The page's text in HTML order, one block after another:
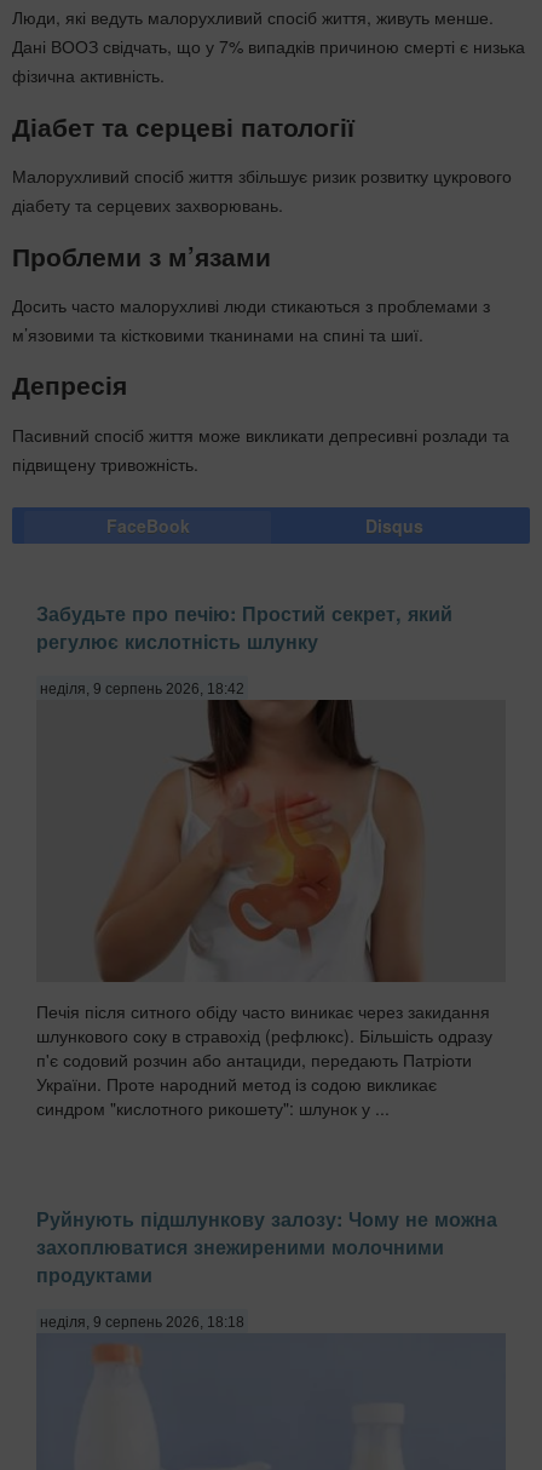
Люди, які ведуть малорухливий спосіб життя, живуть менше.
Дані ВООЗ свідчать, що у 7% випадків причиною смерті є низька
фізична активність.
Діабет та серцеві патології
Малорухливий спосіб життя збільшує ризик розвитку цукрового
діабету та серцевих захворювань.
Проблеми з м’язами
Досить часто малорухливі люди стикаються з проблемами з
м’язовими та кістковими тканинами на спині та шиї.
Депресія
Пасивний спосіб життя може викликати депресивні розлади та
підвищену тривожність.
FaceBook Disqus
Забудьте про печію: Простий секрет, який
регулює кислотність шлунку
неділя, 9 серпень 2026, 18:42
Печія після ситного обіду часто виникає через закидання
шлункового соку в стравохід (рефлюкс). Більшість одразу
п'є содовий розчин або антациди, передають Патріоти
України. Проте народний метод із содою викликає
синдром "кислотного рикошету": шлунок у ...
Руйнують підшлункову залозу: Чому не можна
захоплюватися знежиреними молочними
продуктами
неділя, 9 серпень 2026, 18:18